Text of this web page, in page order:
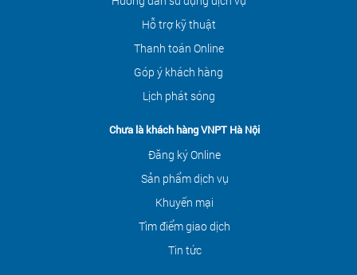
Hỗ trợ kỹ thuật
Thanh toán Online
Góp ý khách hàng
Lịch phát sóng
Chưa là khách hàng VNPT Hà Nội
Đăng ký Online
Sản phẩm dịch vụ
Khuyến mại
Tìm điểm giao dịch
Tin tức